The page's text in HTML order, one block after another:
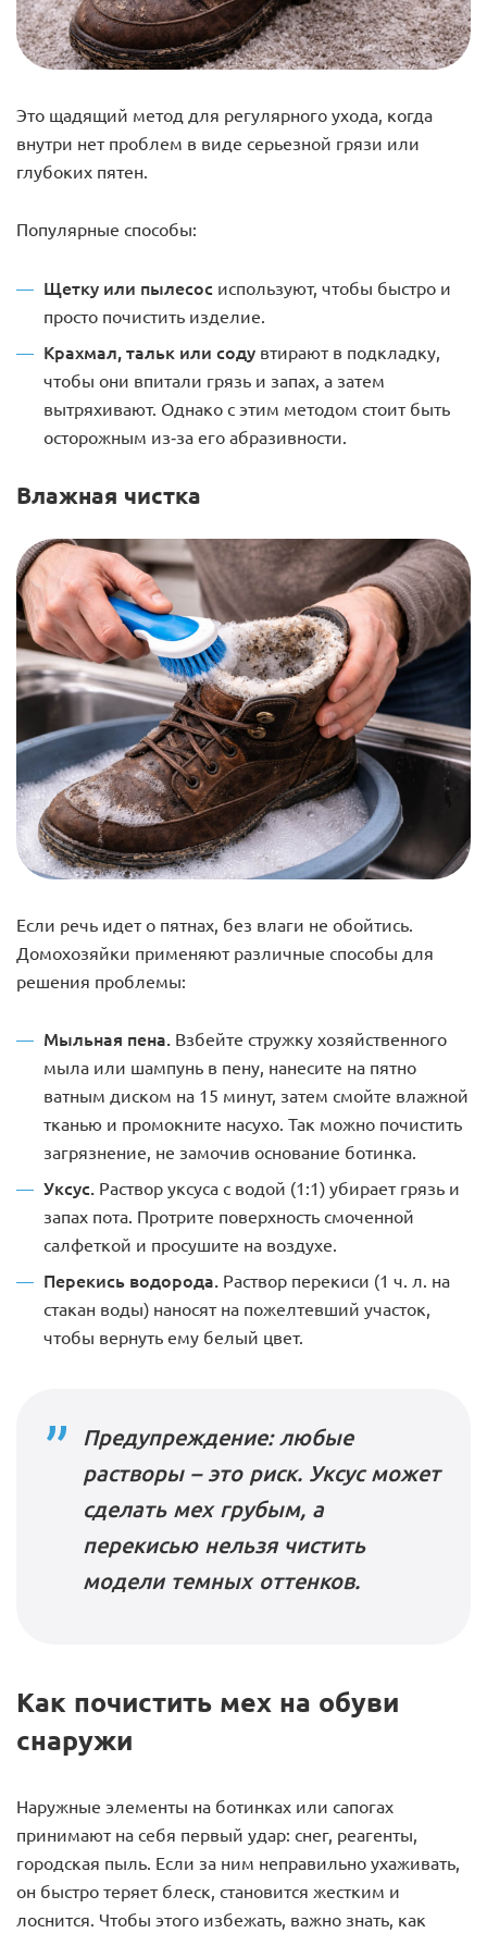
Это щадящий метод для регулярного ухода, когда
внутри нет проблем в виде серьезной грязи или
глубоких пятен.
Популярные способы:
Щетку или пылесос используют, чтобы быстро и
просто почистить изделие.
Крахмал, тальк или содувтирают в подкладку,
чтобы они впитали грязь и запах, а затем
вытряхивают. Однако с этим методом стоит быть
осторожным из-за его абразивности.
Влажная чистка
Если речь идет о пятнах, без влаги не обойтись.
Домохозяйки применяют различные способы для
решения проблемы:
Мыльная пена. Взбейте стружку хозяйственного
мыла или шампунь в пену, нанесите на пятно
ватным диском на 15 минут, затем смойте влажной
тканью и промокните насухо. Так можно почистить
загрязнение, не замочив основание ботинка.
Уксус.Раствор уксуса с водой (1:1) убирает грязь и
запах пота. Протрите поверхность смоченной
салфеткой и просушите на воздухе.
Перекись водорода. Раствор перекиси (1 ч. л. на
стакан воды) наносят на пожелтевший участок,
чтобы вернуть ему белый цвет.
Предупреждение: любые
растворы – это риск. Уксус может
сделать мех грубым, а
перекисью нельзя чистить
модели темных оттенков.
Как почистить мех на обуви
снаружи
Наружные элементы на ботинках или сапогах
принимают на себя первый удар: снег, реагенты,
городская пыль. Если за ним неправильно ухаживать,
он быстро теряет блеск, становится жестким и
лоснится. Чтобы этого избежать, важно знать, как